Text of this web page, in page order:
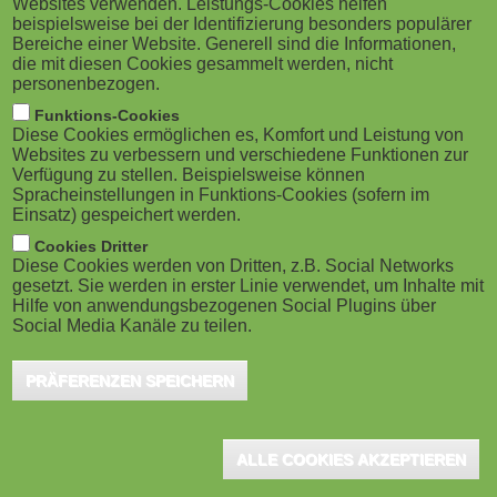
M
o
b
i
l
e
)
g
a
o
n
Leipzig, September 2020 - Aktuelle
Compliance-Trainings leisten einen
wesentlicher Beitrag dazu, Mitarbeiter für
vielfältige Problemsituationen im Arbeitsalltag zu
sensibilisieren und so das eigene Unternehmen zu
schützen. Der Leipziger eLearning-Anbieter Lecturio
präsentiert daher seinen Compliance Basis Kurs für
Mitarbeiter und Führungskräfte frisch aktualisiert und
hat dabei alle Inhalte durch eine unabhängig Kanzlei
prüfen lassen.
das Thema Datenschutz. Dort gab es auch die meisten
Mitarbeiterkurse Anitkorruption, Preisabsprachen, AGG
Websites verwenden. Leistungs-Cookies helfen
beispielsweise bei der Identifizierung besonders populärer
Bereiche einer Website. Generell sind die Informationen,
die mit diesen Cookies gesammelt werden, nicht
personenbezogen.
Funktions-Cookies
Diese Cookies ermöglichen es, Komfort und Leistung von
Websites zu verbessern und verschiedene Funktionen zur
Verfügung zu stellen. Beispielsweise können
Spracheinstellungen in Funktions-Cookies (sofern im
Einsatz) gespeichert werden.
Cookies Dritter
Diese Cookies werden von Dritten, z.B. Social Networks
gesetzt. Sie werden in erster Linie verwendet, um Inhalte mit
Hilfe von anwendungsbezogenen Social Plugins über
Social Media Kanäle zu teilen.
PRÄFERENZEN SPEICHERN
ALLE COOKIES AKZEPTIEREN